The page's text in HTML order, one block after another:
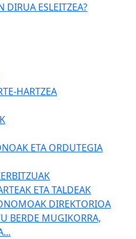
ESLEITZEA?
HARTZEA
ETA ORDUTEGIA
ETA TALDEAK
DIREKTORIOA
BERDE MUGIKORRA,